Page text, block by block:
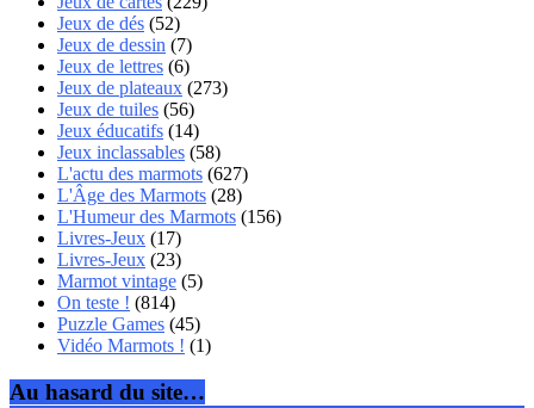
Jeux de dés (52)
Jeux de dessin (7)
Jeux de lettres (6)
Jeux de plateaux (273)
Jeux de tuiles (56)
Jeux éducatifs (14)
Jeux inclassables (58)
L'actu des marmots (627)
L'Âge des Marmots (28)
L'Humeur des Marmots (156)
Livres-Jeux (17)
Livres-Jeux (23)
Marmot vintage (5)
On teste ! (814)
Puzzle Games (45)
Vidéo Marmots ! (1)
Au hasard du site…